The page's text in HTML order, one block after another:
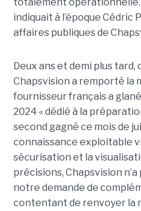
indiquait à l’époque Cédric
affaires publiques de
Deux ans et demi plus tard,
Chapsvision a remporté la
fournisseur français a
2024 « dédié à la
second gagné ce mois de
connaissance exploitable
sécurisation et la
précisions, Chapsvision
notre demande de
contentant de renvoyer la